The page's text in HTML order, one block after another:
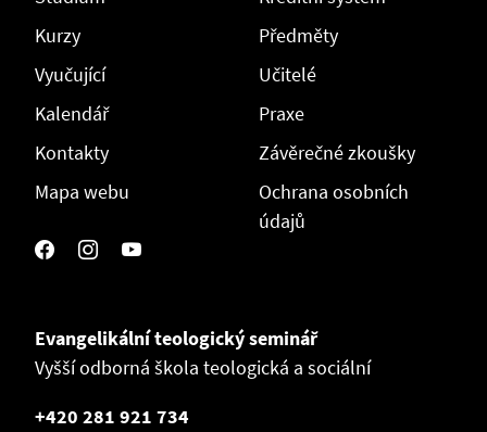
Kurzy
Vyučující
Kalendář
Kontakty
Mapa webu
Předměty
Učitelé
Praxe
Závěrečné zkoušky
Ochrana osobních
údajů
Evangelikální teologický seminář
Vyšší odborná škola teologická a sociální
+420 281 921 734